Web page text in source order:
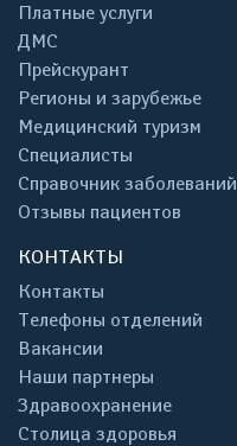
Платные услуги
ДМС
Прейскурант
Регионы и зарубежье
Медицинский туризм
Специалисты
Справочник заболеваний
Отзывы пациентов
КОНТАКТЫ
Контакты
Телефоны отделений
Вакансии
Наши партнеры
Здравоохранение
Столица здоровья